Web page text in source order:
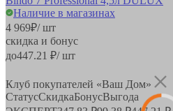
Наличие в магазинах
4 969₽/ шт
скидка и бонус
до447.21 ₽/ шт
Клуб покупателей «Ваш Дом»
СтатусСкидкаБонусВыгода